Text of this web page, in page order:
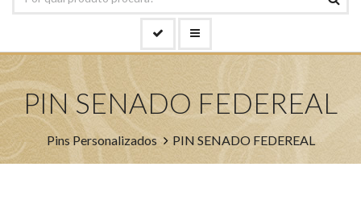
PIN SENADO FEDEREAL
Pins Personalizados PIN SENADO FEDEREAL